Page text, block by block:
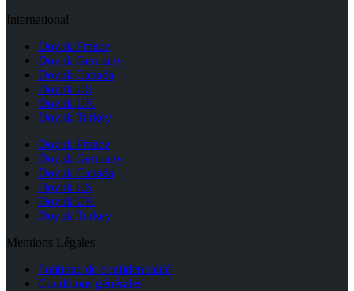
International
Doyuk France
Doyuk Germany
Doyuk Canada
Doyuk US
Doyuk UK
Doyuk Turkey
Doyuk France
Doyuk Germany
Doyuk Canada
Doyuk US
Doyuk UK
Doyuk Turkey
Mentions Légales
Politique de confidentialité
Conditions générales